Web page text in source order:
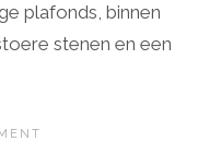
plafonds, binnen
stenen en een